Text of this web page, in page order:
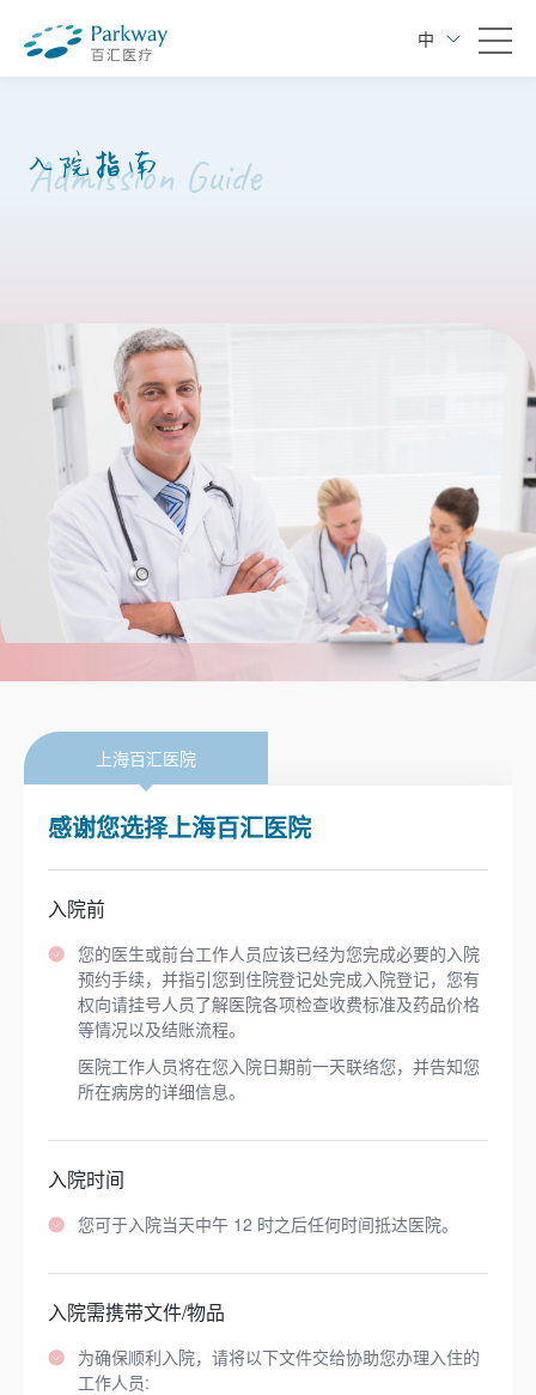
中
入院指南
Admission Guide
上海百汇医院
感谢您选择上海百汇医院
入院前
您的医生或前台工作人员应该已经为您完成必要的入院
预约手续，并指引您到住院登记处完成入院登记，您有
权向请挂号人员了解医院各项检查收费标准及药品价格
等情况以及结账流程。
医院工作人员将在您入院日期前一天联络您，并告知您
所在病房的详细信息。
入院时间
您可于入院当天中午 12 时之后任何时间抵达医院。
入院需携带文件/物品
为确保顺利入院，请将以下文件交给协助您办理入住的
工作人员: